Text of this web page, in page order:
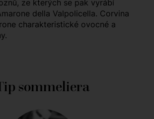
ze kterých se pak vyrábí
della Valpolicella. Corvina
charakteristické ovocné a
sommeliera